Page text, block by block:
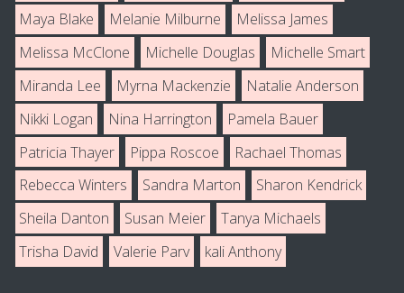
Maya Blake
Melanie Milburne
Melissa James
Melissa McClone
Michelle Douglas
Michelle Smart
Miranda Lee
Myrna Mackenzie
Natalie Anderson
Nikki Logan
Nina Harrington
Pamela Bauer
Patricia Thayer
Pippa Roscoe
Rachael Thomas
Rebecca Winters
Sandra Marton
Sharon Kendrick
Sheila Danton
Susan Meier
Tanya Michaels
Trisha David
Valerie Parv kali Anthony